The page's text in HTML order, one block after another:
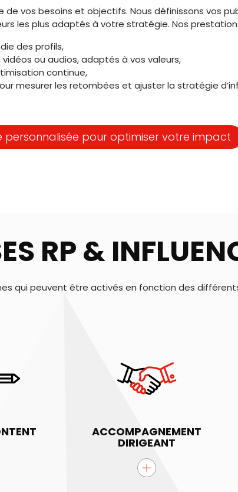
vos besoins et objectifs. Nous définissons vos
les plus adaptés à votre stratégie. Nos
des profils,
vidéos ou audios, adaptés à vos valeurs,
continue,
mesurer les retombées et ajuster la stratégie
pour optimiser votre impact
RP &
qui peuvent être activés en fonction des
ACCOMPAGNEMENT
DIRIGEANT